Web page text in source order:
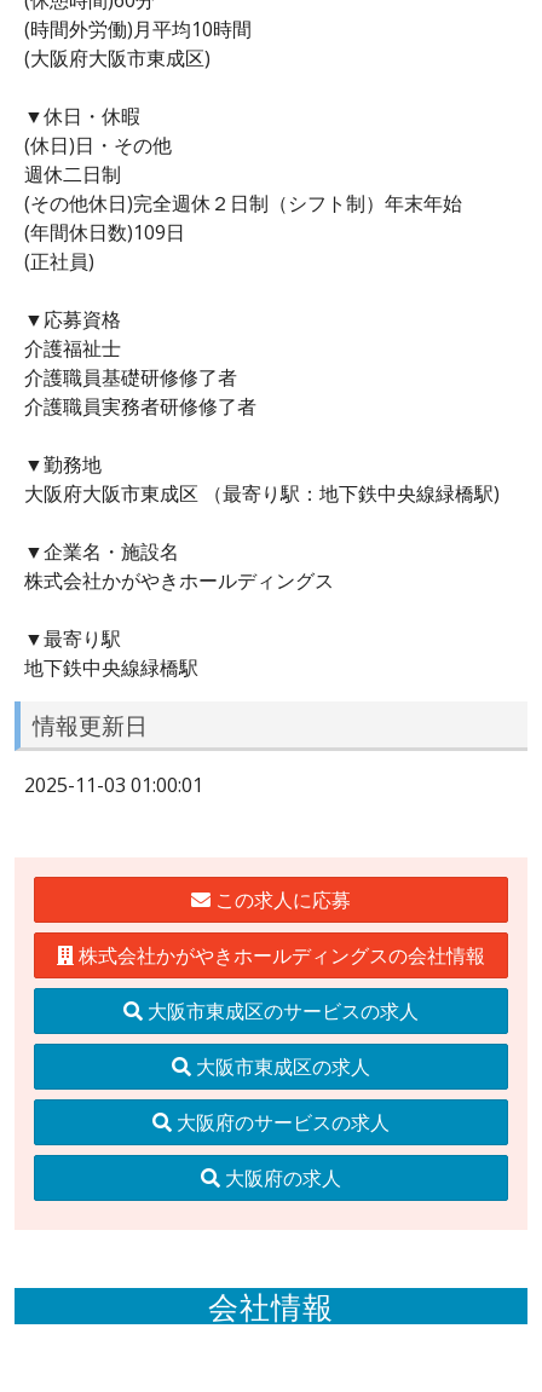
(時間外労働)月平均10時間
(大阪府大阪市東成区)
▼休日・休暇
(休日)日・その他
週休二日制
(その他休日)完全週休２日制（シフト制）年末年始
(年間休日数)109日
(正社員)
▼応募資格
介護福祉士
介護職員基礎研修修了者
介護職員実務者研修修了者
▼勤務地
大阪府大阪市東成区 （最寄り駅：地下鉄中央線緑橋駅)
▼企業名・施設名
株式会社かがやきホールディングス
▼最寄り駅
地下鉄中央線緑橋駅
情報更新日
2025-11-03 01:00:01
この求人に応募
株式会社かがやきホールディングスの会社情報
大阪市東成区のサービスの求人
大阪市東成区の求人
大阪府のサービスの求人
大阪府の求人
会社情報